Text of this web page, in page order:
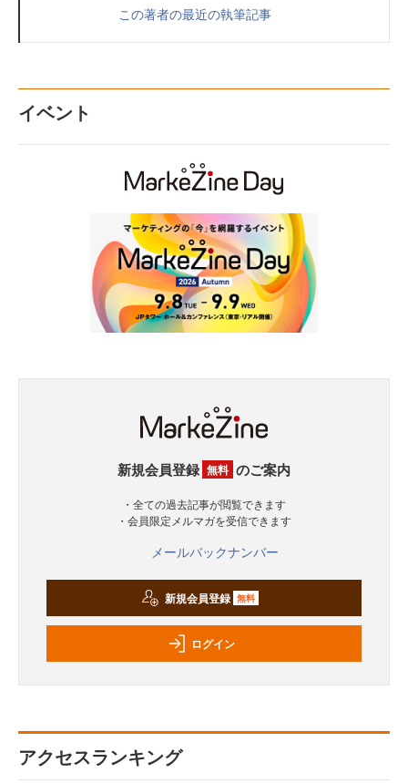
この著者の最近の執筆記事
イベント
新規会員登録 無料 のご案内
・全ての過去記事が閲覧できます
・会員限定メルマガを受信できます
メールバックナンバー
新規会員登録 無料
ログイン
アクセスランキング